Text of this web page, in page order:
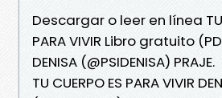
Descargar o leer en línea TU
PARA VIVIR Libro gratuito
DENISA (@PSIDENISA) PRAJE.
TU CUERPO ES PARA VIVIR